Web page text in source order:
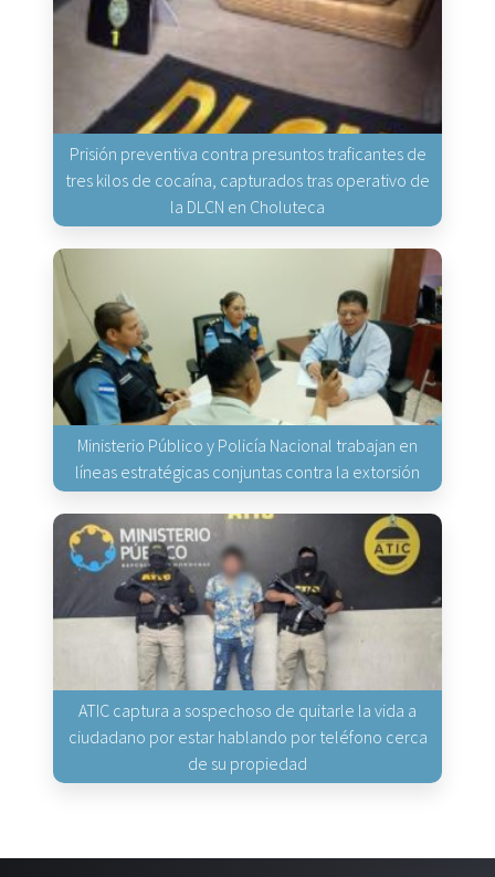
Prisión preventiva contra presuntos traficantes de
tres kilos de cocaína, capturados tras operativo de
la DLCN en Choluteca
Ministerio Público y Policía Nacional trabajan en
líneas estratégicas conjuntas contra la extorsión
ATIC captura a sospechoso de quitarle la vida a
ciudadano por estar hablando por teléfono cerca
de su propiedad